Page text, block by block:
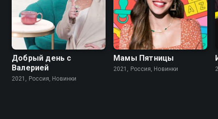
Добрый день с
Валерией
2021, Россия, Новинки
Мамы Пятницы
2021, Россия, Новинки